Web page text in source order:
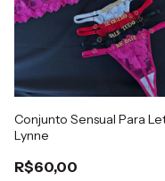
Conjunto Sensual Para
Lynne
R$60,00